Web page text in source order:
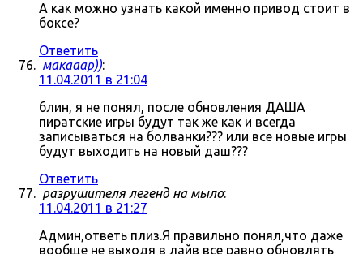
А как можно узнать какой именно привод стоит в
боксе?
Ответить
макааар)):
11.04.2011 в 21:04
блин, я не понял, после обновления ДАША
пиратские игры будут так же как и всегда
записываться на болванки??? или все новые игры
будут выходить на новый даш???
Ответить
разрушителя легенд на мыло:
11.04.2011 в 21:27
Админ,ответь плиз.Я правильно понял,что даже
вообще не выходя в лайв все равно обновлять